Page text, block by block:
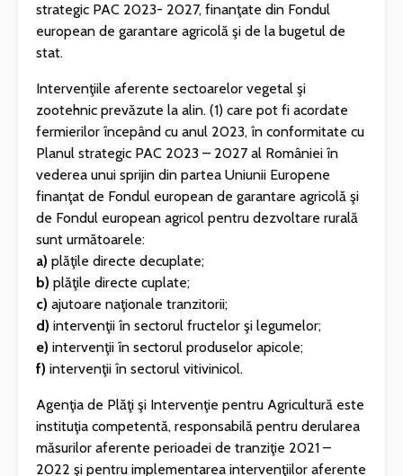
strategic PAC 2023- 2027, finanţate din Fondul
european de garantare agricolă şi de la bugetul de
stat.
Intervenţiile aferente sectoarelor vegetal şi
zootehnic prevăzute la alin. (1) care pot fi acordate
fermierilor începând cu anul 2023, în conformitate cu
Planul strategic PAC 2023 – 2027 al României în
vederea unui sprijin din partea Uniunii Europene
finanţat de Fondul european de garantare agricolă şi
de Fondul european agricol pentru dezvoltare rurală
sunt următoarele:
a) plăţile directe decuplate;
b) plăţile directe cuplate;
c) ajutoare naţionale tranzitorii;
d) intervenţii în sectorul fructelor şi legumelor;
e) intervenţii în sectorul produselor apicole;
f) intervenţii în sectorul vitivinicol.
Agenţia de Plăţi şi Intervenţie pentru Agricultură este
instituţia competentă, responsabilă pentru derularea
măsurilor aferente perioadei de tranziţie 2021 –
2022 şi pentru implementarea intervenţiilor aferente